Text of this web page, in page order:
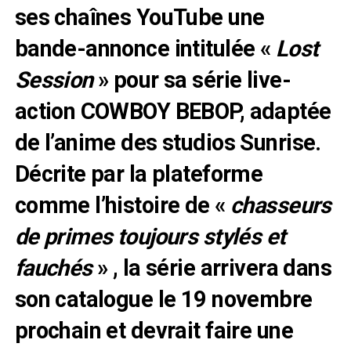
ses chaînes YouTube une
bande-annonce intitulée « Lost
Session» pour sa série live-
action COWBOY BEBOP, adaptée
de l’anime des studios Sunrise.
Décrite par la plateforme
comme l’histoire de « chasseurs
de primes toujours stylés et
fauchés» , la série arrivera dans
son catalogue le 19 novembre
prochain et devrait faire une